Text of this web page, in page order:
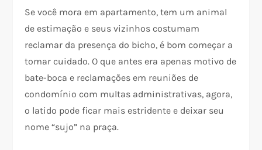
Se você mora em apartamento, tem um animal
de estimação e seus vizinhos costumam
reclamar da presença do bicho, é bom começar a
tomar cuidado. O que antes era apenas motivo de
bate-boca e reclamações em reuniões de
condomínio com multas administrativas, agora,
o latido pode ficar mais estridente e deixar seu
nome “sujo” na praça.